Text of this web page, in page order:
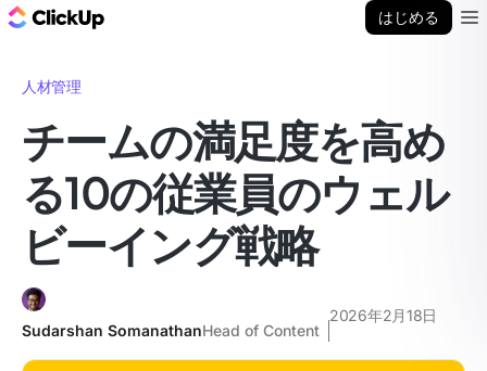
はじめる
人材管理
チームの満足度を高め
る10の従業員のウェル
ビーイング戦略
Sudarshan SomanathanHead of Content
2026年2月18日